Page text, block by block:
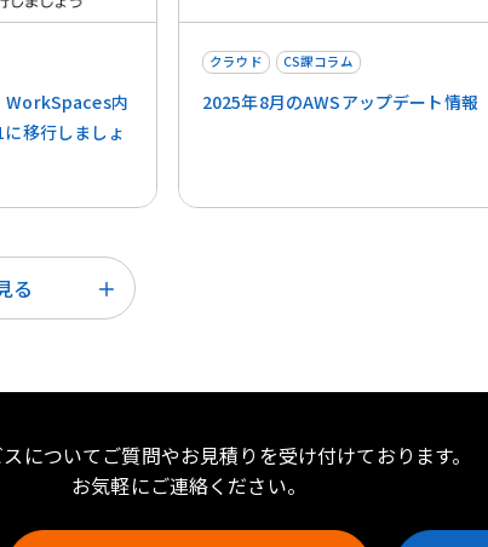
WorkSpaces内
移行しましょ
クラウド CS課コラム
2025年8月のAWSアップデート情報
る
についてご質問やお見積りを受け付けております。
お気軽にご連絡ください。